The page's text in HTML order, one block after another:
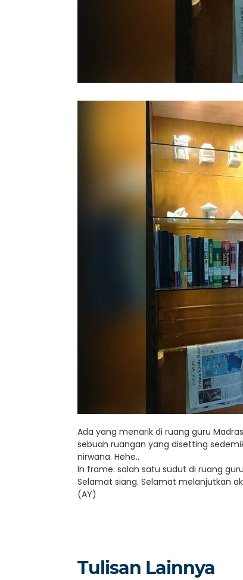
Ada yang menarik di ruang guru
sebuah ruangan yang disetting
nirwana. Hehe..
In frame: salah satu sudut di ruang
Selamat siang. Selamat melanjutkan
(AY)
Tulisan Lainnya